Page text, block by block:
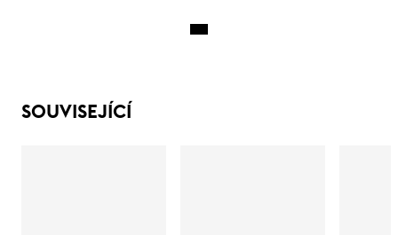
SOUVISEJÍCÍ